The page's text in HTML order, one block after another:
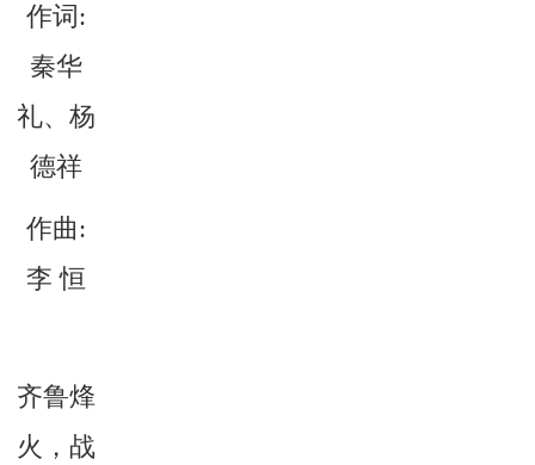
作词:
秦华
礼、杨
德祥
作曲:
李 恒
齐鲁烽
火，战